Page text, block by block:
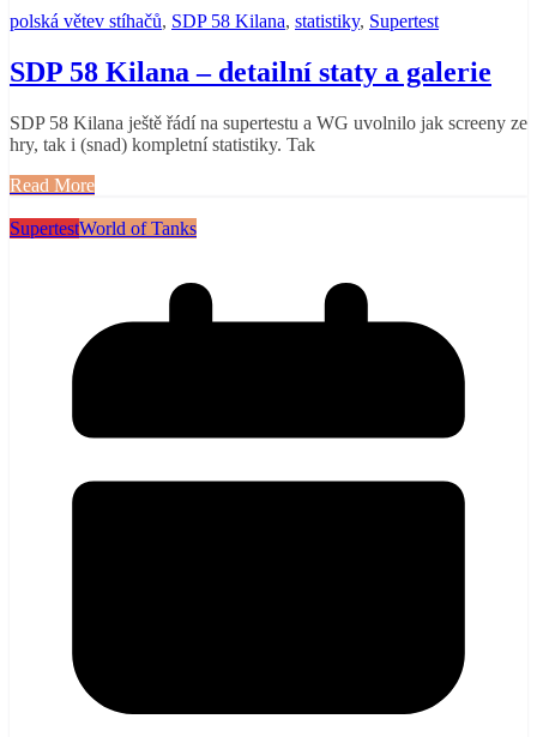
polská větev stíhačů, SDP 58 Kilana, statistiky, Supertest
SDP 58 Kilana – detailní staty a galerie
SDP 58 Kilana ještě řádí na supertestu a WG uvolnilo jak screeny ze
hry, tak i (snad) kompletní statistiky. Tak
Read More
SupertestWorld of Tanks